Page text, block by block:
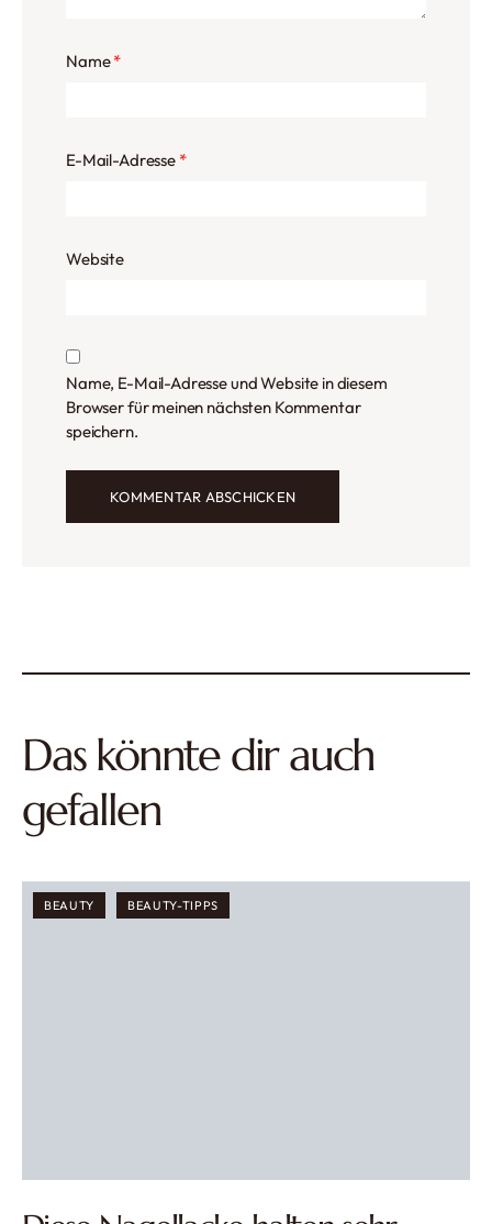
Name*
E-Mail-Adresse *
Website
Name, E-Mail-Adresse und Website in diesem
Browser für meinen nächsten Kommentar
speichern.
Das könnte dir auch
gefallen
BEAUTY BEAUTY-TIPPS